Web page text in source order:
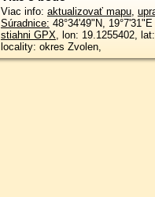
Viac info: aktualizovať mapu,
Súradnice: 48°34'49"N, 19°7'31"E
stiahni GPX, lon: 19.1255402,
locality: okres Zvolen,